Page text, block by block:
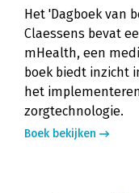
Het 'Dagboek van
Claessens bevat
mHealth, een
boek biedt inzicht
het
zorgtechnologie.
Boek bekijken